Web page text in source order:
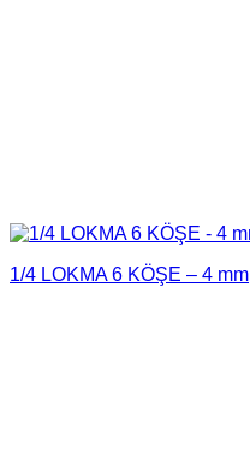
1/4 LOKMA 6 KÖŞE – 4 mm